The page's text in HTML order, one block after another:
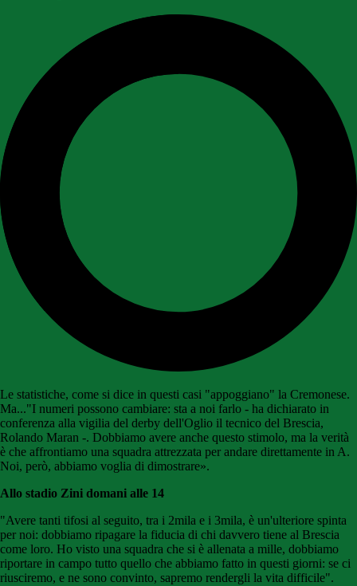
Le statistiche, come si dice in questi casi "appoggiano" la Cremonese.
Ma..."I numeri possono cambiare: sta a noi farlo - ha dichiarato in
conferenza alla vigilia del derby dell'Oglio il tecnico del Brescia,
Rolando Maran -. Dobbiamo avere anche questo stimolo, ma la verità
è che affrontiamo una squadra attrezzata per andare direttamente in A.
Noi, però, abbiamo voglia di dimostrare».
Allo stadio Zini domani alle 14
"Avere tanti tifosi al seguito, tra i 2mila e i 3mila, è un'ulteriore spinta
per noi: dobbiamo ripagare la fiducia di chi davvero tiene al Brescia
come loro. Ho visto una squadra che si è allenata a mille, dobbiamo
riportare in campo tutto quello che abbiamo fatto in questi giorni: se ci
riusciremo, e ne sono convinto, sapremo rendergli la vita difficile".